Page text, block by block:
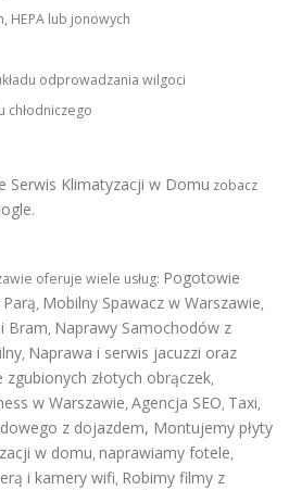
HEPA lub jonowych
odprowadzania wilgoci
chłodniczego
Serwis Klimatyzacji w Domu zobacz
.
oferuje wiele usług: Pogotowie
, Mobilny Spawacz w Warszawie,
Bram, Naprawy Samochodów z
, Naprawa i serwis jacuzzi oraz
zgubionych złotych obrączek,
w Warszawie, Agencja SEO, Taxi,
z dojazdem, Montujemy płyty
w domu, naprawiamy fotele,
i kamery wifi, Robimy filmy z